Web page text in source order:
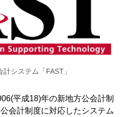
システム「FAST」
平成18)年の新地方公会計制
会計制度に対応したシステム